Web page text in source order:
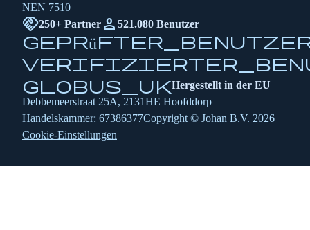
NEN 7510
handshake250+ Partner Person 521.080 Benutzer
globus_ukHergestellt in der EU
Debbemeerstraat 25A, 2131HE Hoofddorp
Handelskammer: 67386377Copyright © Johan B.V. 2026
Cookie-Einstellungen